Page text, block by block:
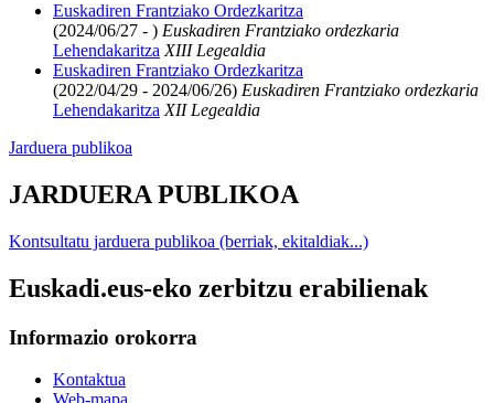
Euskadiren Frantziako Ordezkaritza
(2024/06/27 - ) Euskadiren Frantziako ordezkaria
Lehendakaritza XIII Legealdia
Euskadiren Frantziako Ordezkaritza
(2022/04/29 - 2024/06/26) Euskadiren Frantziako ordezkaria
Lehendakaritza XII Legealdia
Jarduera publikoa
JARDUERA PUBLIKOA
Kontsultatu jarduera publikoa (berriak, ekitaldiak...)
Euskadi.eus-eko zerbitzu erabilienak
Informazio orokorra
Kontaktua